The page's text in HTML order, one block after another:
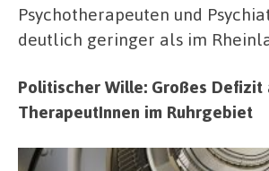
Psychotherapeuten und
deutlich geringer als im
Politischer Wille: Großes Defizit
TherapeutInnen im Ruhrgebiet